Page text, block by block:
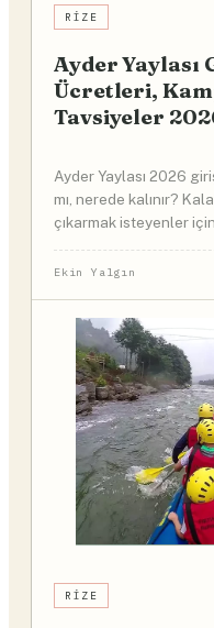
RIZE
Ayder Yaylası
Ücretleri,
Tavsiyeler
Ayder Yaylası 2026
mı, nerede kalınır?
çıkarmak isteyenler
Ekin Yalgın
RIZE